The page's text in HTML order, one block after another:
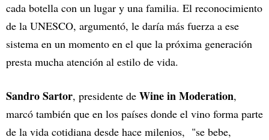
cada botella con un lugar y una familia. El reconocimiento
de la UNESCO, argumentó, le daría más fuerza a ese
sistema en un momento en el que la próxima generación
presta mucha atención al estilo de vida.
Sandro Sartor, presidente de Wine in Moderation,
marcó también que en los países donde el vino forma parte
de la vida cotidiana desde hace milenios, "se bebe,